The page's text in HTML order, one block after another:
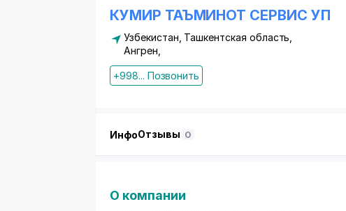
КУМИР ТАЪМИНОТ СЕРВИС УП
Узбекистан, Ташкентская область,
Ангрен,
+998... Позвонить
ИнфоОтзывы 0
О компании